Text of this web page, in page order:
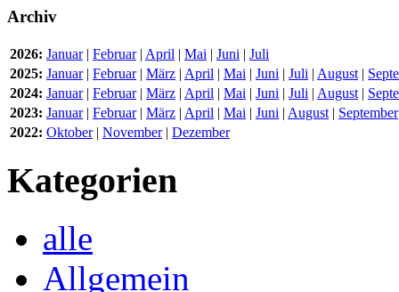
Archiv
2026: Januar| Februar| April | Mai | Juni | Juli
2025: Januar| Februar| März | April | Mai | Juni | Juli | August |
2024: Januar| Februar| März | April | Mai | Juni | Juli | August |
2023: Januar| Februar| März | April | Mai | Juni | August | September
2022: Oktober| November| Dezember
Kategorien
alle
Allgemein